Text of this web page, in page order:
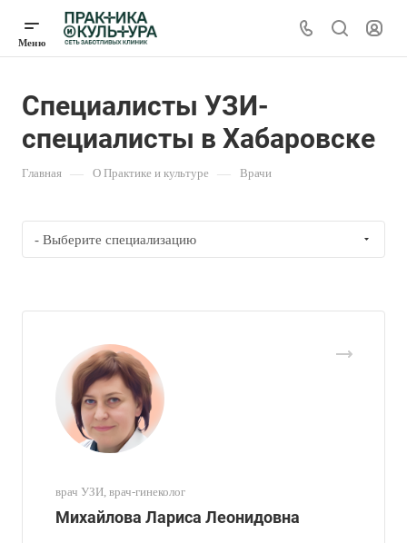
Специалисты УЗИ-
специалисты в Хабаровске
Главная — О Практике и культуре — Врачи
- Выберите специализацию
врач УЗИ, врач-гинеколог
Михайлова Лариса Леонидовна